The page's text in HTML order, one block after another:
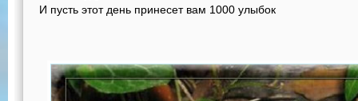
И пусть этот день принесет вам 1000 улыбок